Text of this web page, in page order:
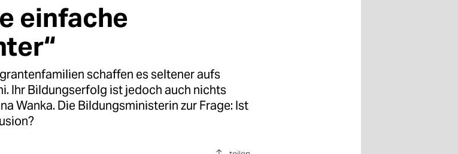
einfache
schaffen es seltener aufs
Ihr Bildungserfolg ist jedoch auch nichts
Wanka. Die Bildungsministerin zur Frage: Ist